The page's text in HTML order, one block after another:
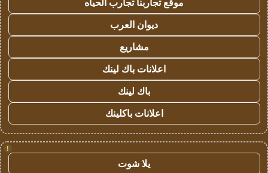
موقع تجاربنا تجارب الحياه
ديوان العرب
مشاريع
اعلانات باك لينك
باك لينك
اعلانات باكلينك
!
يلا شوت